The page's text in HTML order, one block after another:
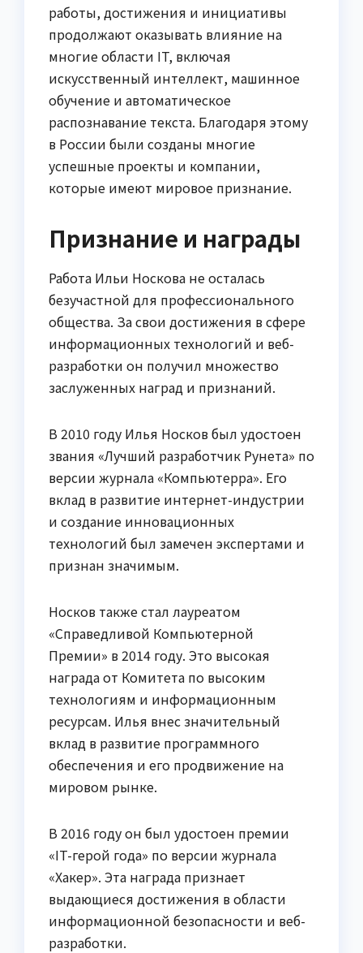
работы, достижения и инициативы
продолжают оказывать влияние на
многие области IT, включая
искусственный интеллект, машинное
обучение и автоматическое
распознавание текста. Благодаря этому
в России были созданы многие
успешные проекты и компании,
которые имеют мировое признание.
Признание и награды
Работа Ильи Носкова не осталась
безучастной для профессионального
общества. За свои достижения в сфере
информационных технологий и веб-
разработки он получил множество
заслуженных наград и признаний.
В 2010 году Илья Носков был удостоен
звания «Лучший разработчик Рунета» по
версии журнала «Компьютерра». Его
вклад в развитие интернет-индустрии
и создание инновационных
технологий был замечен экспертами и
признан значимым.
Носков также стал лауреатом
«Справедливой Компьютерной
Премии» в 2014 году. Это высокая
награда от Комитета по высоким
технологиям и информационным
ресурсам. Илья внес значительный
вклад в развитие программного
обеспечения и его продвижение на
мировом рынке.
В 2016 году он был удостоен премии
«IT-герой года» по версии журнала
«Хакер». Эта награда признает
выдающиеся достижения в области
информационной безопасности и веб-
разработки.